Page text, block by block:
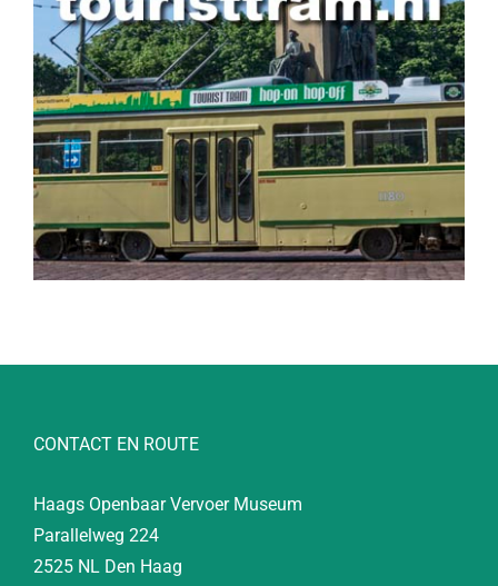
CONTACT EN ROUTE
Haags Openbaar Vervoer Museum
Parallelweg 224
2525 NL Den Haag